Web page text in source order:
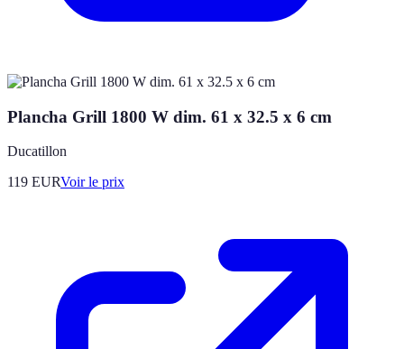
Plancha Grill 1800 W dim. 61 x 32.5 x 6 cm
Ducatillon
119 EURVoir le prix